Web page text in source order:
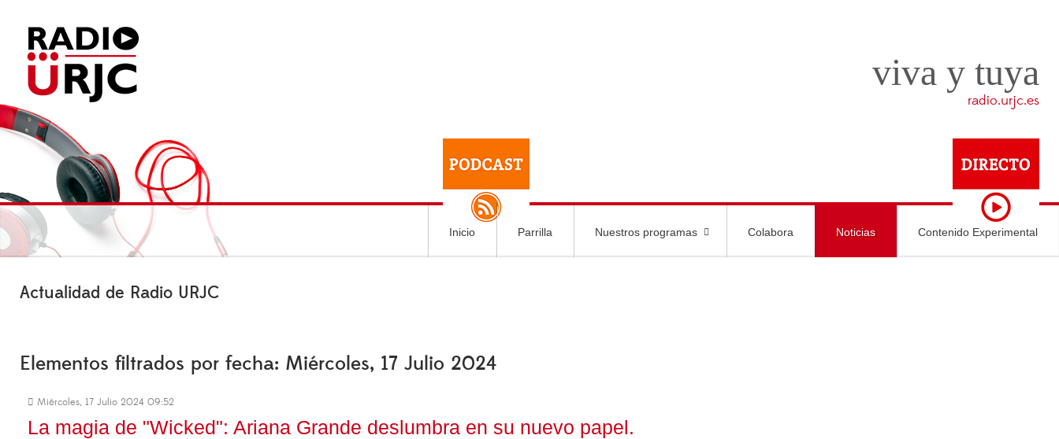
viva y tuya
radio.urjc.es
Inicio Parrilla Nuestros programas Colabora Noticias Contenido Experimental
Actualidad de Radio URJC
Elementos filtrados por fecha: Miércoles, 17 Julio 2024
Miércoles, 17 Julio 2024 09:52
La magia de "Wicked": Ariana Grande deslumbra en su nuevo papel.